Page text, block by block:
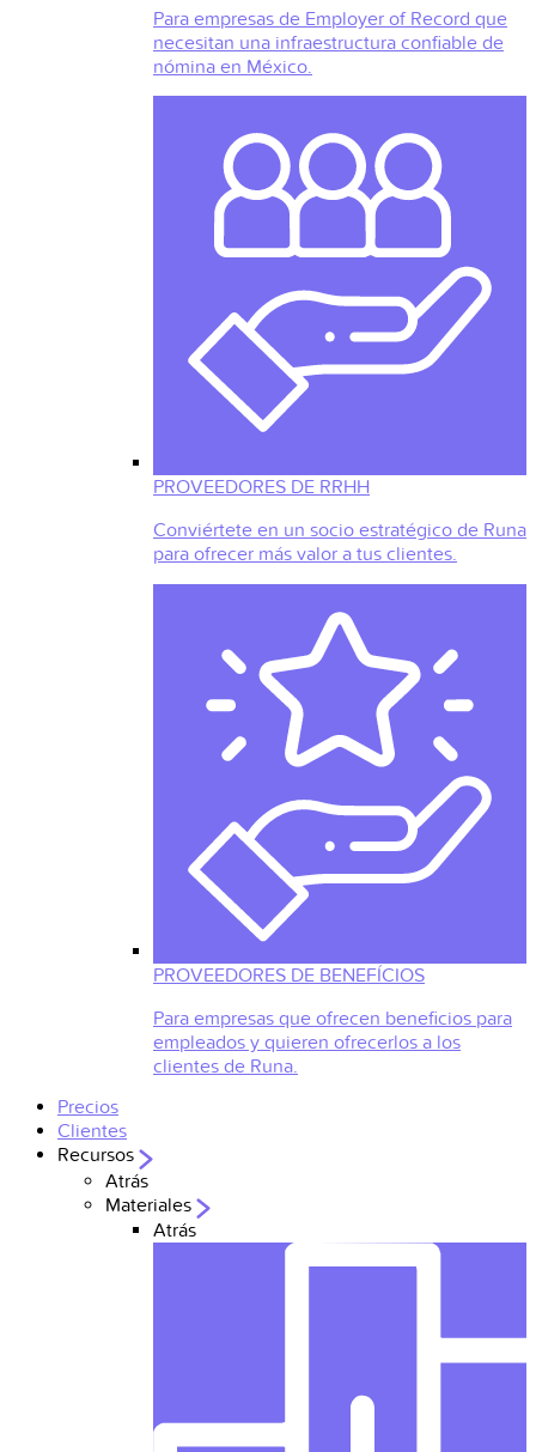
Para empresas de Employer of Record que
necesitan una infraestructura confiable de
nómina en México.
PROVEEDORES DE RRHH
Conviértete en un socio estratégico de Runa
para ofrecer más valor a tus clientes.
PROVEEDORES DE BENEFÍCIOS
Para empresas que ofrecen beneficios para
empleados y quieren ofrecerlos a los
clientes de Runa.
Precios
Clientes
Recursos
Atrás
Materiales
Atrás